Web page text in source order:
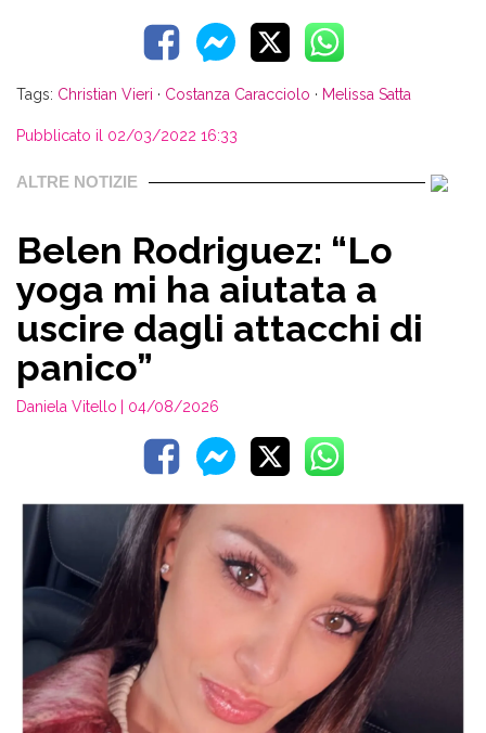
Tags: Christian Vieri · Costanza Caracciolo · Melissa Satta
Pubblicato il 02/03/2022 16:33
ALTRE NOTIZIE
Belen Rodriguez: “Lo
yoga mi ha aiutata a
uscire dagli attacchi di
panico”
Daniela Vitello | 04/08/2026